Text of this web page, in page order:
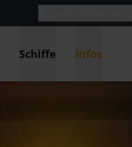
Schiffe Infos